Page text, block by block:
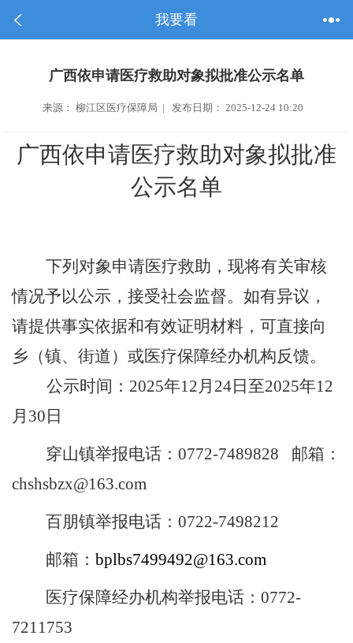
我要看
广西依申请医疗救助对象拟批准公示名单
来源： 柳江区医疗保障局 | 发布日期： 2025-12-24 10:20
广西依申请医疗救助对象拟批准
公示名单
下列对象申请医疗救助，现将有关审核
情况予以公示，接受社会监督。如有异议，
请提供事实依据和有效证明材料，可直接向
乡（镇、街道）或医疗保障经办机构反馈。
公示时间： 2025年12月 24日至2025年12
月 30 日
穿山镇举报电话： 0772-7489828 邮箱：
chshsbzx@163.com
百朋镇举报电话： 0722-7498212
邮箱： bplbs7499492@163.com
医疗保障经办机构举报电话： 0772-
7211753